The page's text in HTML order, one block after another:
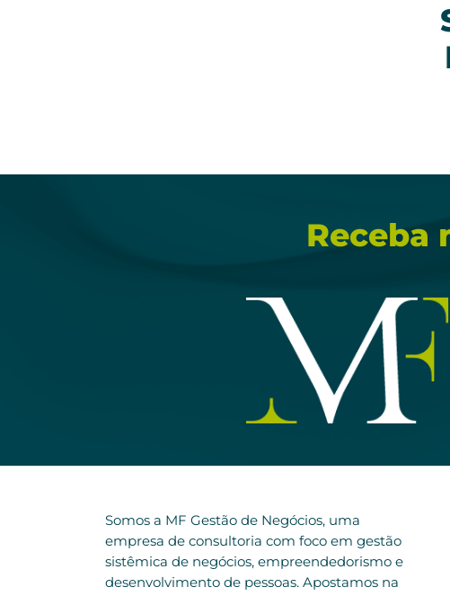
Receba
Somos a MF Gestão de Negócios, uma
empresa de consultoria com foco em gestão
sistêmica de negócios, empreendedorismo e
desenvolvimento de pessoas. Apostamos na